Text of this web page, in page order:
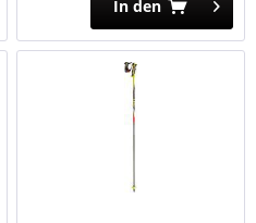
In den